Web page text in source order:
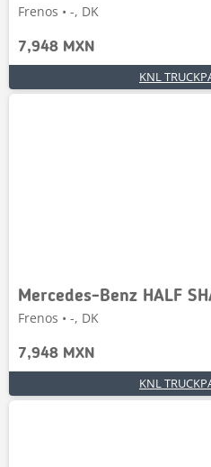
Frenos • -, DK
7,948 MXN
KNL
Mercedes-Benz HALF
Frenos • -, DK
7,948 MXN
KNL